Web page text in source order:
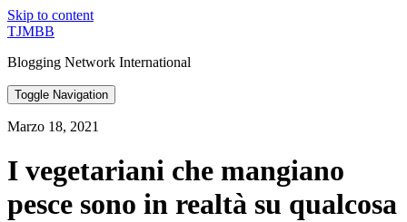
Skip to content
TJMBB
Blogging Network International
Toggle Navigation
Marzo 18, 2021
I vegetariani che mangiano
pesce sono in realtà su qualcosa